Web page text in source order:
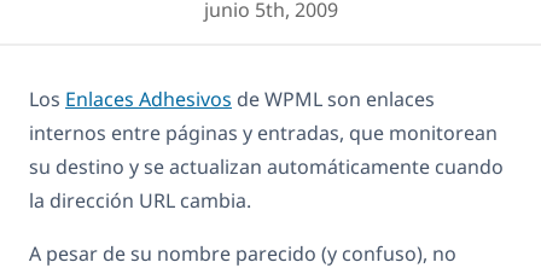
junio 5th, 2009
Los Enlaces Adhesivos de WPML son enlaces
internos entre páginas y entradas, que monitorean
su destino y se actualizan automáticamente cuando
la dirección URL cambia.
A pesar de su nombre parecido (y confuso), no